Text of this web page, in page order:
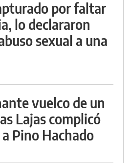
por faltar
lo declararon
sexual a una
vuelco de un
Lajas complicó
Pino Hachado